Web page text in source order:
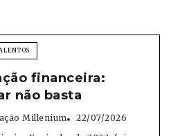
financeira:
não basta
Millenium
22/07/2026